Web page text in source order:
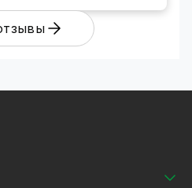
необходимое
К камере можно
. Камера имеет
получить
информации или